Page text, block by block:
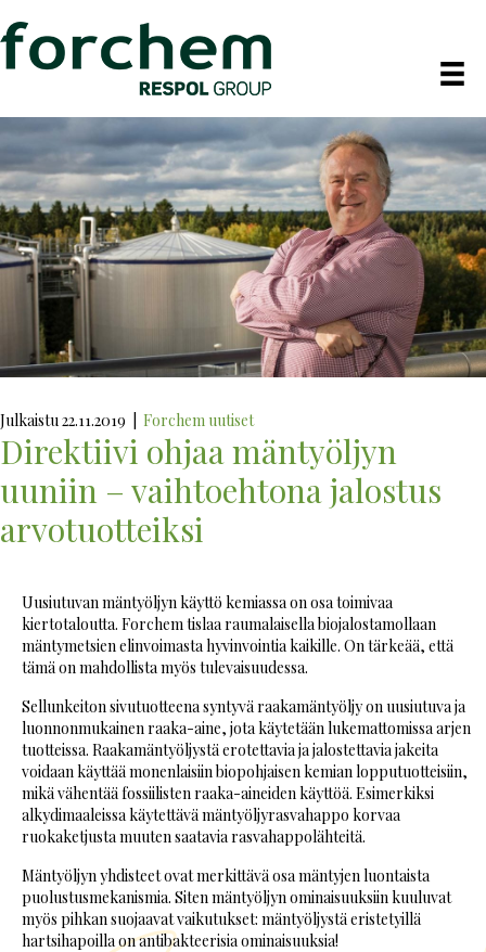
Julkaistu 22.11.2019 Forchem uutiset
Direktiivi ohjaa mäntyöljyn
uuniin – vaihtoehtona jalostus
arvotuotteiksi
Uusiutuvan mäntyöljyn käyttö kemiassa on osa toimivaa
kiertotaloutta. Forchem tislaa raumalaisella biojalostamollaan
mäntymetsien elinvoimasta hyvinvointia kaikille. On tärkeää, että
tämä on mahdollista myös tulevaisuudessa.
Sellunkeiton sivutuotteena syntyvä raakamäntyöljy on uusiutuva ja
luonnonmukainen raaka-aine, jota käytetään lukemattomissa arjen
tuotteissa. Raakamäntyöljystä erotettavia ja jalostettavia jakeita
voidaan käyttää monenlaisiin biopohjaisen kemian lopputuotteisiin,
mikä vähentää fossiilisten raaka-aineiden käyttöä. Esimerkiksi
alkydimaaleissa käytettävä mäntyöljyrasvahappo korvaa
ruokaketjusta muuten saatavia rasvahappolähteitä.
Mäntyöljyn yhdisteet ovat merkittävä osa mäntyjen luontaista
puolustusmekanismia. Siten mäntyöljyn ominaisuuksiin kuuluvat
myös pihkan suojaavat vaikutukset: mäntyöljystä eristetyillä
hartsihapoilla on antibakteerisia ominaisuuksia!